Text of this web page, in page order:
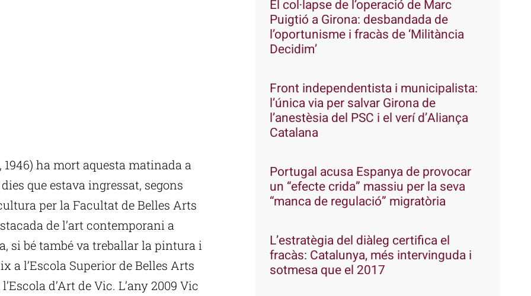
ha mort aquesta matinada a
que estava ingressat, segons
per la Facultat de Belles Arts
de l’art contemporani a
si bé també va treballar la pintura i
a l’Escola Superior de Belles Arts
d’Art de Vic. L’any 2009 Vic
El col·lapse de l’operació de Marc
Puigtió a Girona: desbandada de
l’oportunisme i fracàs de ‘Militància
Decidim’
Front independentista i municipalista:
l’única via per salvar Girona de
l’anestèsia del PSC i el verí d’Aliança
Catalana
Portugal acusa Espanya de provocar
un “efecte crida” massiu per la seva
“manca de regulació” migratòria
L’estratègia del diàleg certifica el
fracàs: Catalunya, més intervinguda i
sotmesa que el 2017